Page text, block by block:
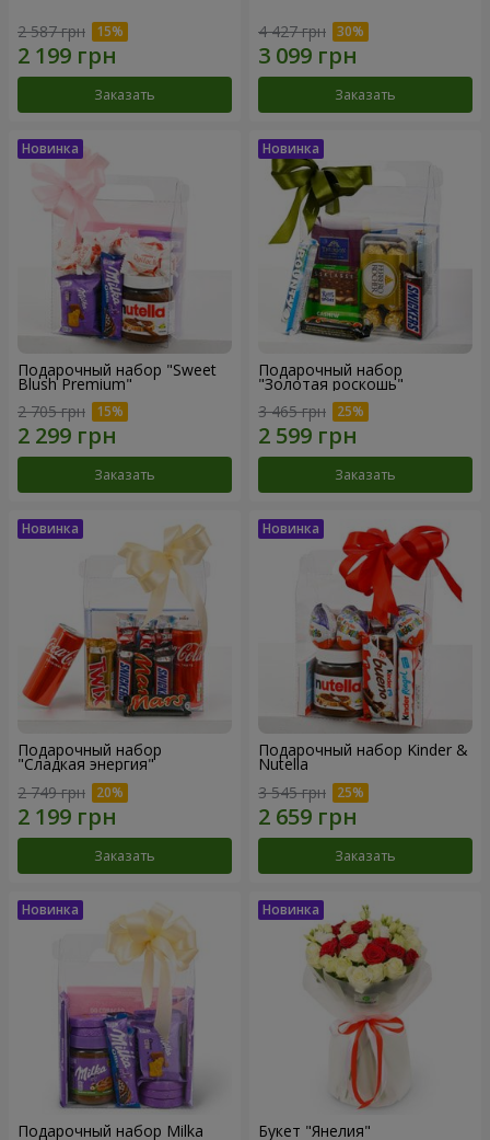
2 587 грн
Заказать
4 427 грн
Заказать
Подарочный набор "Sweet
Blush Premium"
2 705 грн
Заказать
Подарочный набор
"Золотая роскошь"
3 465 грн
Заказать
Подарочный набор
"Сладкая энергия"
2 749 грн
Заказать
Подарочный набор Kinder &
Nutella
3 545 грн
Заказать
Подарочный набор Milka Букет "Янелия"